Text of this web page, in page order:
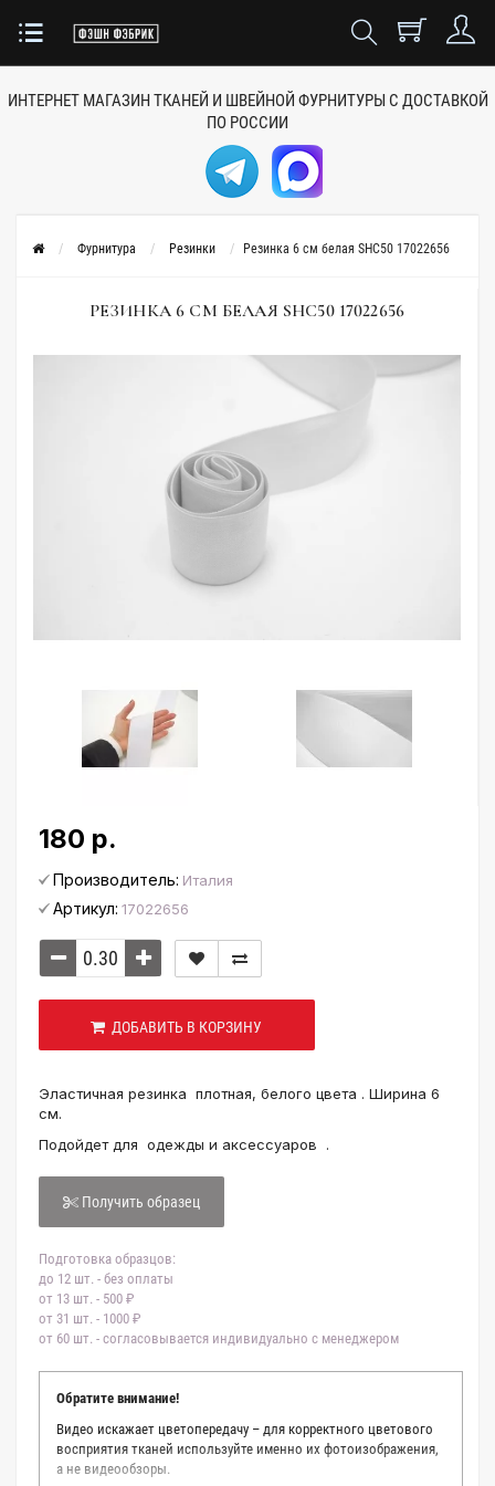
ИНТЕРНЕТ МАГАЗИН ТКАНЕЙ И ШВЕЙНОЙ ФУРНИТУРЫ С ДОСТАВКОЙ
ПО РОССИИ
Фурнитура Резинки Резинка 6 см белая SHC50 17022656
РЕЗИНКА 6 СМ БЕЛАЯ SHC50 17022656
180 р.
Производитель: Италия
Артикул: 17022656
ДОБАВИТЬ В КОРЗИНУ
Эластичная резинка плотная, белого цвета . Ширина 6
см.
Подойдет для одежды и аксессуаров .
Получить образец
Подготовка образцов:
до 12 шт. - без оплаты
от 13 шт. - 500 ₽
от 31 шт. - 1000 ₽
от 60 шт. - согласовывается индивидуально с менеджером
Обратите внимание!
Видео искажает цветопередачу – для корректного цветового
восприятия тканей используйте именно их фотоизображения,
а не видеообзоры.